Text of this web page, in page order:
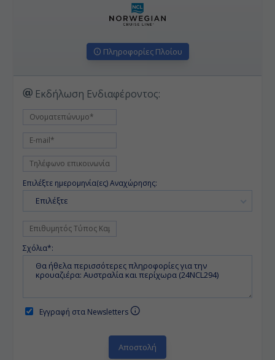
Πληροφορίες Πλοίου
Εκδήλωση Ενδιαφέροντος:
Επιλέξτε ημερομηνία(ες) Αναχώρησης:
Επιλέξτε
Σχόλια*:
Εγγραφή στα Newsletters